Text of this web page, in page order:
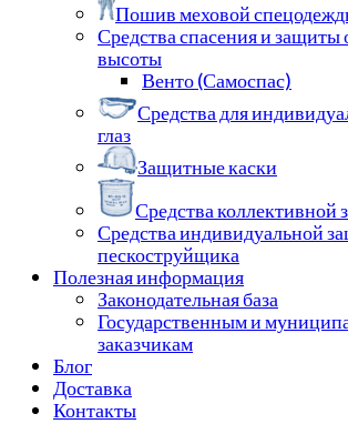
Пошив меховой
Средства спасения и защиты
высоты
Венто (Самоспас)
Средства для
глаз
Защитные каски
Средства коллективной
Средства индивидуальной
пескоструйщика
Полезная информация
Законодательная база
Государственным и
заказчикам
Блог
Доставка
Контакты